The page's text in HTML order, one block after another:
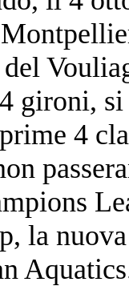
gironi,
4
la